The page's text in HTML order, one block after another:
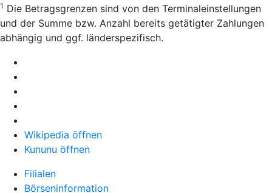
1 Die Betragsgrenzen sind von den Terminaleinstellungen
und der Summe bzw. Anzahl bereits getätigter Zahlungen
abhängig und ggf. länderspezifisch.
Wikipedia öffnen
Kununu öffnen
Filialen
Börseninformation